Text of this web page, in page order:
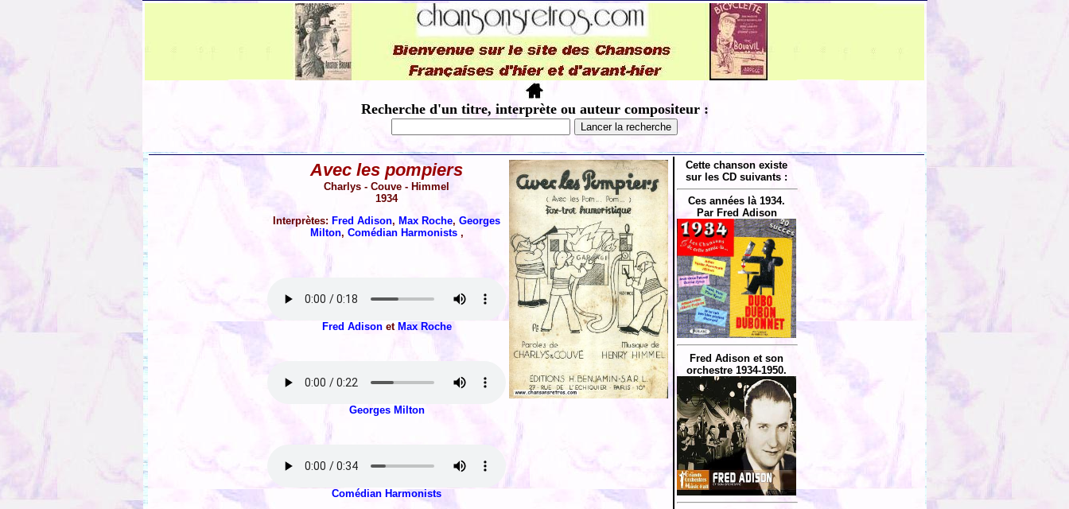
Recherche d'un titre, interprète ou auteur compositeur :
Avec les pompiers
Charlys - Couve - Himmel
1934
Interprètes: Fred Adison, Max Roche, Georges
Milton, Comédian Harmonists ,
Fred Adisonet Max Roche
Georges Milton
Comédian Harmonists
Cette chanson existe
sur les CD suivants :
Ces années là 1934.
Par Fred Adison
Fred Adison et son
orchestre 1934-1950.